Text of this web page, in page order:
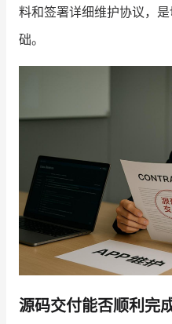
入驻有赞
料和签署详细维护协议，
础。
源码交付能否顺利完